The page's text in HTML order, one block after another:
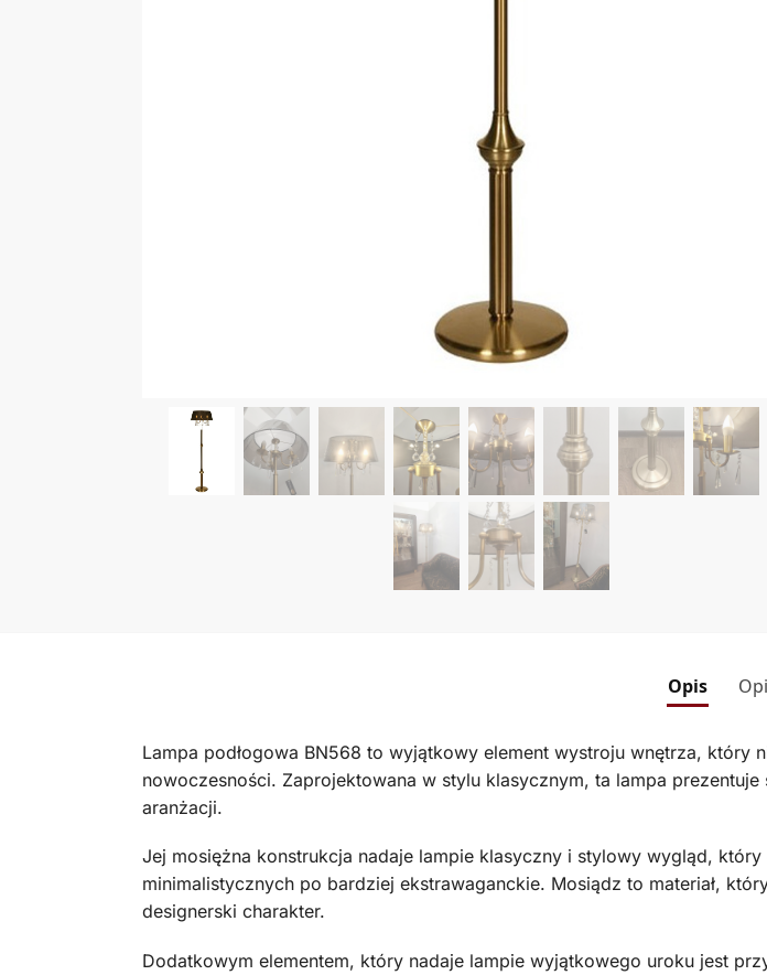
Opis
Lampa podłogowa BN568 to wyjątkowy element wystroju wnętrza,
nowoczesności. Zaprojektowana w stylu klasycznym, ta lampa
aranżacji.
Jej mosiężna konstrukcja nadaje lampie klasyczny i stylowy wygląd,
minimalistycznych po bardziej ekstrawaganckie. Mosiądz to materiał,
designerski charakter.
Dodatkowym elementem, który nadaje lampie wyjątkowego uroku jest